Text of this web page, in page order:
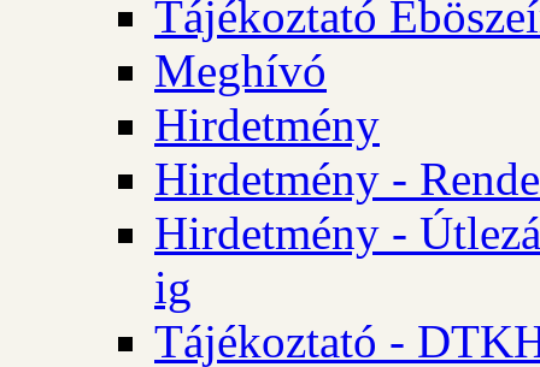
Tájékoztató
Meghívó
Hirdetmény
Hirdetmény -
Hirdetmény -
ig
Tájékoztató -